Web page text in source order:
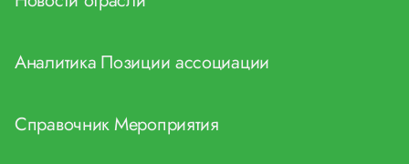
Аналитика Позиции ассоциации
СправочникМероприятия